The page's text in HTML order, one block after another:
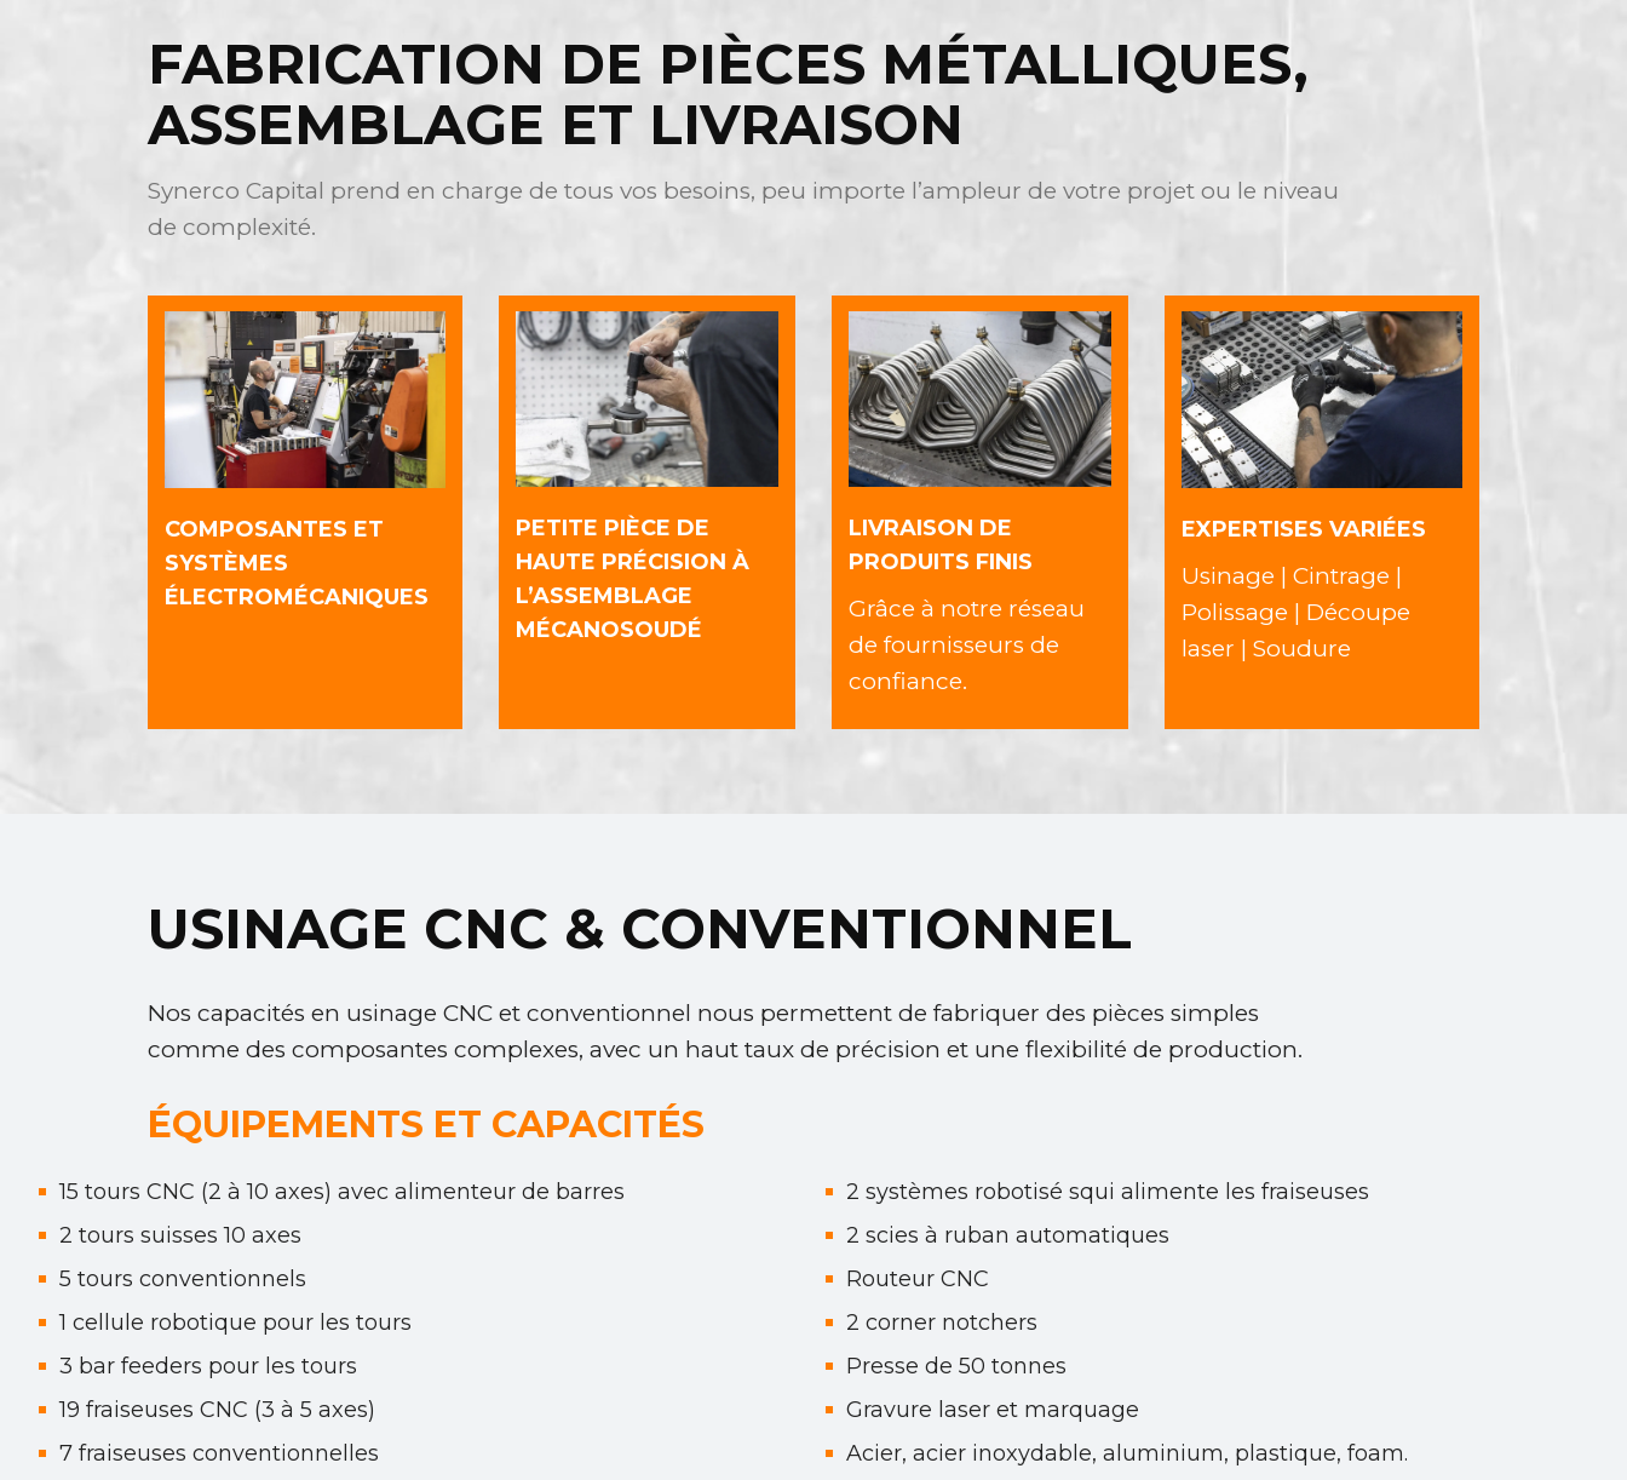
FABRICATION DE PIÈCES MÉTALLIQUES,
ASSEMBLAGE ET LIVRAISON
Synerco Capital prend en charge de tous vos besoins, peu importe l’ampleur de votre projet ou le niveau
de complexité.
COMPOSANTES ET
SYSTÈMES
ÉLECTROMÉCANIQUES
PETITE PIÈCE DE
HAUTE PRÉCISION À
L’ASSEMBLAGE
MÉCANOSOUDÉ
LIVRAISON DE
PRODUITS FINIS
Grâce à notre réseau
de fournisseurs de
confiance.
EXPERTISES VARIÉES
Usinage | Cintrage |
Polissage | Découpe
laser | Soudure
USINAGE CNC & CONVENTIONNEL
Nos capacités en usinage CNC et conventionnel nous permettent de fabriquer des pièces simples
comme des composantes complexes, avec un haut taux de précision et une flexibilité de production.
ÉQUIPEMENTS ET CAPACITÉS
15 tours CNC (2 à 10 axes) avec alimenteur de barres
2 tours suisses 10 axes
5 tours conventionnels
1 cellule robotique pour les tours
3 bar feeders pour les tours
19 fraiseuses CNC (3 à 5 axes)
7 fraiseuses conventionnelles
2 systèmes robotisé squi alimente les fraiseuses
2 scies à ruban automatiques
Routeur CNC
2 corner notchers
Presse de 50 tonnes
Gravure laser et marquage
Acier, acier inoxydable, aluminium, plastique, foam.